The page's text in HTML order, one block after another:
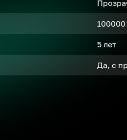
100000
5 лет
Да, с